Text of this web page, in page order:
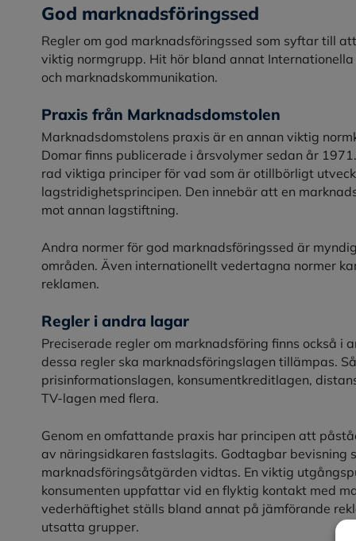
God marknadsföringssed
Regler om god marknadsföringssed som syftar till
viktig normgrupp. Hit hör bland annat
och marknadskommunikation.
Praxis från Marknadsdomstolen
Marknadsdomstolens praxis är en annan viktig
Domar finns publicerade i årsvolymer sedan år
rad viktiga principer för vad som är otillbörligt
lagstridighetsprincipen. Den innebär att en
mot annan lagstiftning.
Andra normer för god marknadsföringssed är
områden. Även internationellt vedertagna normer
reklamen.
Regler i andra lagar
Preciserade regler om marknadsföring finns också i
dessa regler ska marknadsföringslagen tillämpas.
prisinformationslagen, konsumentkreditlagen,
TV-lagen med flera.
Genom en omfattande praxis har principen att
av näringsidkaren fastslagits. Godtagbar bevisning
marknadsföringsåtgärden vidtas. En viktig
konsumenten uppfattar vid en flyktig kontakt med
vederhäftighet ställs bland annat på jämförande
utsatta grupper.